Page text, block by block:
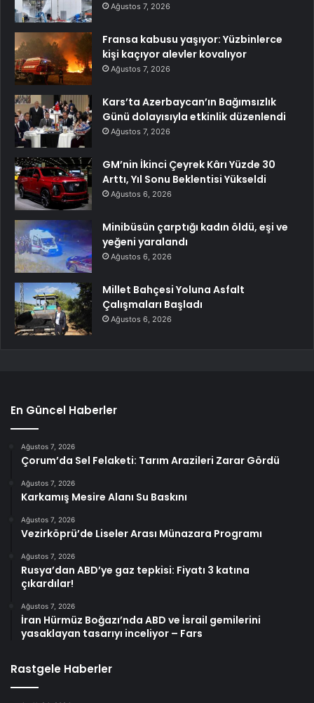
Ağustos 7, 2026
Fransa kabusu yaşıyor: Yüzbinlerce
kişi kaçıyor alevler kovalıyor
Ağustos 7, 2026
Kars’ta Azerbaycan’ın Bağımsızlık
Günü dolayısıyla etkinlik düzenlendi
Ağustos 7, 2026
GM’nin İkinci Çeyrek Kârı Yüzde 30
Arttı, Yıl Sonu Beklentisi Yükseldi
Ağustos 6, 2026
Minibüsün çarptığı kadın öldü, eşi ve
yeğeni yaralandı
Ağustos 6, 2026
Millet Bahçesi Yoluna Asfalt
Çalışmaları Başladı
Ağustos 6, 2026
En Güncel Haberler
Ağustos 7, 2026
Çorum’da Sel Felaketi: Tarım Arazileri Zarar Gördü
Ağustos 7, 2026
Karkamış Mesire Alanı Su Baskını
Ağustos 7, 2026
Vezirköprü’de Liseler Arası Münazara Programı
Ağustos 7, 2026
Rusya’dan ABD’ye gaz tepkisi: Fiyatı 3 katına
çıkardılar!
Ağustos 7, 2026
İran Hürmüz Boğazı’nda ABD ve İsrail gemilerini
yasaklayan tasarıyı inceliyor – Fars
Rastgele Haberler